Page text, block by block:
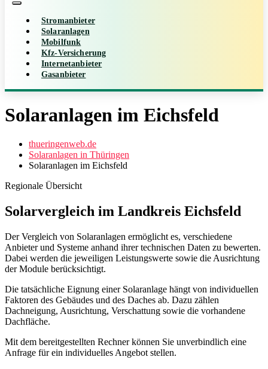
Stromanbieter
Solaranlagen
Mobilfunk
Kfz-Versicherung
Internetanbieter
Gasanbieter
Solaranlagen im Eichsfeld
thueringenweb.de
Solaranlagen in Thüringen
Solaranlagen im Eichsfeld
Regionale Übersicht
Solarvergleich im Landkreis Eichsfeld
Der Vergleich von Solaranlagen ermöglicht es, verschiedene
Anbieter und Systeme anhand ihrer technischen Daten zu bewerten.
Dabei werden die jeweiligen Leistungswerte sowie die Ausrichtung
der Module berücksichtigt.
Die tatsächliche Eignung einer Solaranlage hängt von individuellen
Faktoren des Gebäudes und des Daches ab. Dazu zählen
Dachneigung, Ausrichtung, Verschattung sowie die vorhandene
Dachfläche.
Mit dem bereitgestellten Rechner können Sie unverbindlich eine
Anfrage für ein individuelles Angebot stellen.